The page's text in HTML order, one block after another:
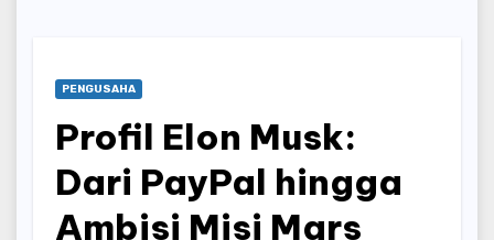
PENGUSAHA
Profil Elon Musk:
Dari PayPal hingga
Ambisi Misi Mars